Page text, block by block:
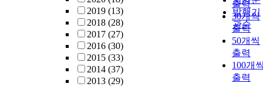
2019 (13)
2018 (28)
2017 (27)
2016 (30)
2015 (33)
2014 (37)
2013 (29)
발행기
관순
출력
30개씩
출력
50개씩
출력
100개
출력